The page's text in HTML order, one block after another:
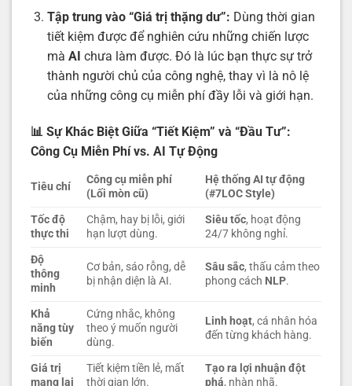
Tập trung vào “Giá trị thặng dư”: Dùng thời gian
tiết kiệm được để nghiên cứu những chiến lược
mà AI chưa làm được. Đó là lúc bạn thực sự trở
thành người chủ của công nghệ, thay vì là nô lệ
của những công cụ miễn phí đầy lỗi và giới hạn.
📊 Sự Khác Biệt Giữa “Tiết Kiệm” và “Đầu Tư”:
Công Cụ Miễn Phí vs. AI Tự Động
Tiêu chí
Công cụ miễn phí
(Lối mòn cũ)
Hệ thống AI tự động
(#7LOC Style)
Tốc độ
thực thi
Chậm, hay bị lỗi, giới
hạn lượt dùng.
Siêu tốc, hoạt động
24/7 không nghỉ.
Độ
thông
minh
Cơ bản, sáo rỗng, dễ
bị nhận diện là AI.
Sâu sắc, thấu cảm theo
phong cách NLP.
Khả
năng tùy
biến
Cứng nhắc, không
theo ý muốn người
dùng.
Linh hoạt, cá nhân hóa
đến từng khách hàng.
Giá trị
mang lại
Tiết kiệm tiền lẻ, mất
thời gian lớn.
Tạo ra lợi nhuận đột
phá, nhàn nhã.